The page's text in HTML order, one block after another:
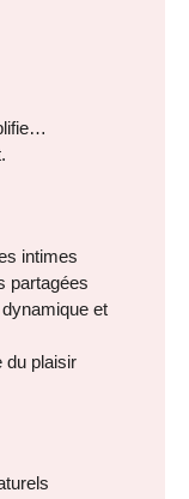
intimes
partagées
et
du plaisir